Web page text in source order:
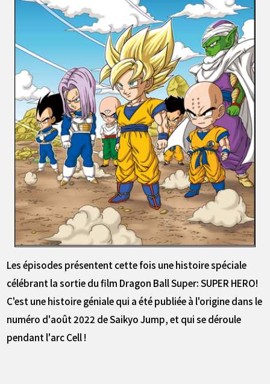
Les épisodes présentent cette fois une histoire spéciale
célébrant la sortie du film Dragon Ball Super: SUPER HERO!
C'est une histoire géniale qui a été publiée à l'origine dans le
numéro d'août 2022 de Saikyo Jump, et qui se déroule
pendant l'arc Cell !